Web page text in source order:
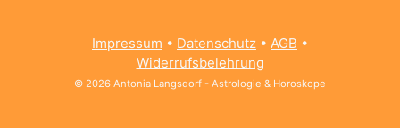
Impressum • Datenschutz • AGB •
Widerrufsbelehrung
© 2026 Antonia Langsdorf - Astrologie & Horoskope